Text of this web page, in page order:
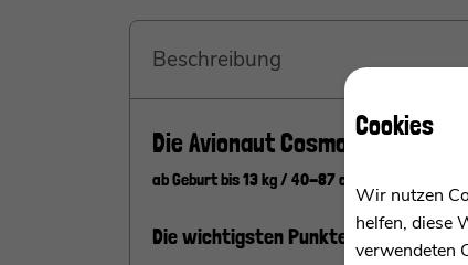
Beschreibung
Die Avionaut Cosmo 2.0
ab Geburt bis 13 kg / 40-87 cm
Die wichtigsten Punkte im Überblick
Cookies
Wir nutzen
helfen, diese
verwendeten